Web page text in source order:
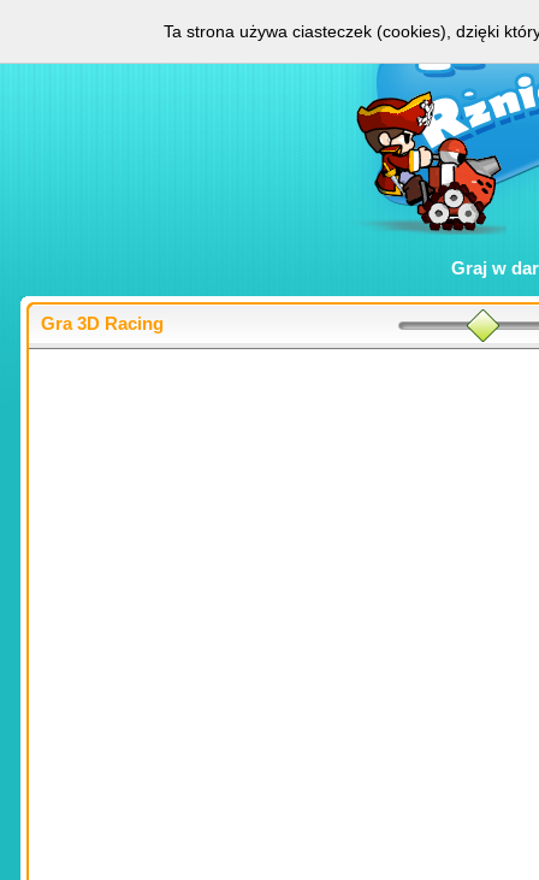
Graj w
Gra 3D Racing
Ta strona używa ciasteczek (cookies), dzięki